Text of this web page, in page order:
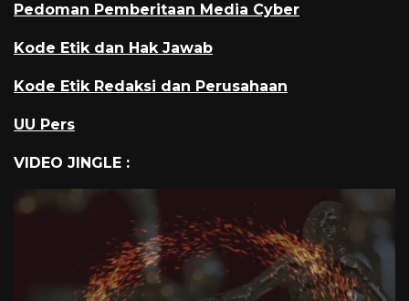
Pedoman Pemberitaan Media Cyber
Kode Etik dan Hak Jawab
Kode Etik Redaksi dan Perusahaan
UU Pers
VIDEO JINGLE :